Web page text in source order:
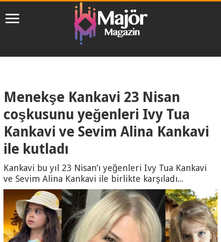
Menekşe Kankavi 23 Nisan
coşkusunu yeğenleri Ivy Tua
Kankavi ve Sevim Alina Kankavi
ile kutladı
Kankavi bu yıl 23 Nisan’ı yeğenleri Ivy Tua Kankavi
ve Sevim Alina Kankavi ile birlikte karşıladı...